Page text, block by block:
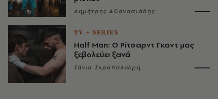
Δημήτρης Αθανασιάδης
TV + SERIES
Half Man: Ο Ρίτσαρντ Γκαντ μας
ξεβολεύει ξανά
Τάνια Σκραπαλιώρη